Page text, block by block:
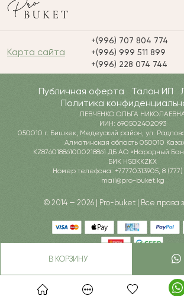
В КОРЗИНУ
Карта сайта
+(996) 707 804 774
+(996) 999 511 899
+(996) 228 074 744
Публичная оферта Талон ИП
Политика
ЛЕВЧЕНКО ОЛЬГА
ИИН: 690502402093
050010 г. Бишкек, Медеуский район, ул.
Алматинская область 050010
KZ876018861000218861 ДБ АО «Народный
БИК HSBKKZKX
Номер телефона: +77770313905, 8 (777)
mail@pro-buket.kg
© 2014 — 2026 | Pro-buket | Все